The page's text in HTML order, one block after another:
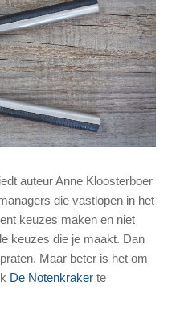
auteur Anne Kloosterboer
die vastlopen in het
keuzes maken en niet
keuzes die je maakt. Dan
Maar beter is het om
De Notenkraker te